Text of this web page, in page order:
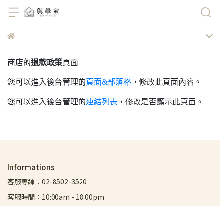
商店的退款政策頁面
您可以進入後台管理的頁面&部落格 ，修改此頁面內容。
您可以進入後台管理的連結列表 ，修改是否顯示此頁面。
Informations
客服專線：02-8502-3520
客服時間：10:00am - 18:00pm